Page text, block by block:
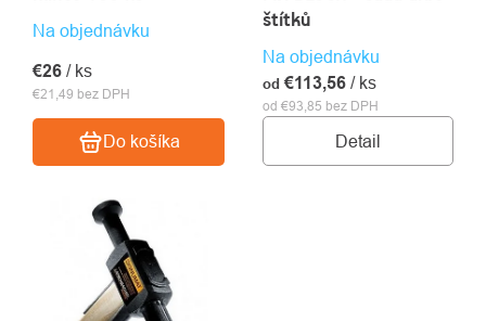
Na objednávku
€21,49 bez DPH
€26 / ks
Do košíka
štítků
Na objednávku
od €93,85 bez DPH
od €113,56 / ks
Detail